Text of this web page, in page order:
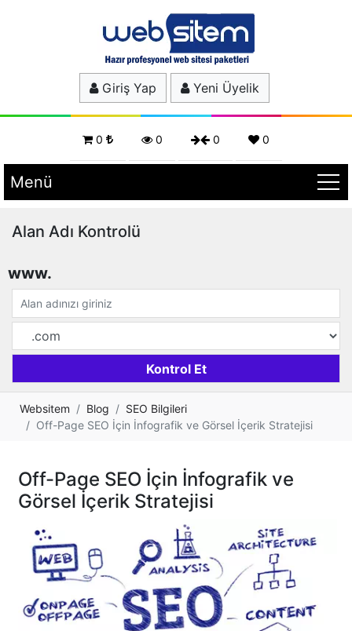
Giriş Yap Yeni Üyelik
0 0 0 0
Menü
Alan Adı Kontrolü
www.
Websitem Blog
SEO Bilgileri
Off-Page SEO İçin İnfografik ve Görsel İçerik Stratejisi
Off-Page SEO İçin İnfografik ve
Görsel İçerik Stratejisi